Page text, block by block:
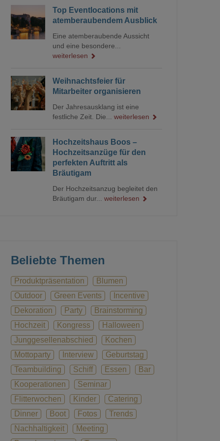
Top Eventlocations mit
atemberaubendem Ausblick
Eine atemberaubende Aussicht
und eine besondere...
weiterlesen
Weihnachtsfeier für
Mitarbeiter organisieren
Der Jahresausklang ist eine
festliche Zeit. Die... weiterlesen
Hochzeitshaus Boos –
Hochzeitsanzüge für den
perfekten Auftritt als
Bräutigam
Der Hochzeitsanzug begleitet den
Bräutigam dur... weiterlesen
Beliebte Themen
Produktpräsentation
Blumen
Outdoor
Green Events
Incentive
Dekoration
Party
Brainstorming
Hochzeit
Kongress
Halloween
Junggesellenabschied
Kochen
Mottoparty
Interview
Geburtstag
Teambuilding
Schiff Essen
Bar
Kooperationen
Seminar
Flitterwochen
Kinder
Catering
Dinner
Boot Fotos
Trends
Nachhaltigkeit
Meeting